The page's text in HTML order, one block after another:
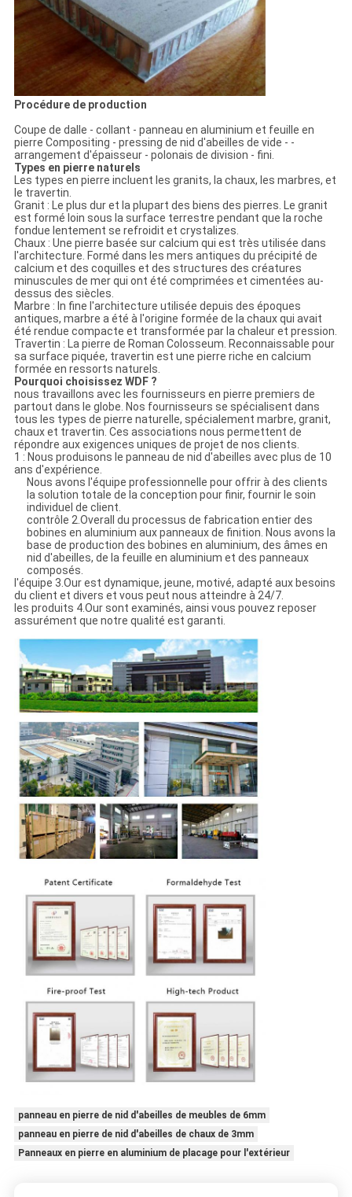
Procédure de production
Coupe de dalle - collant - panneau en aluminium et feuille en
pierre Compositing - pressing de nid d'abeilles de vide - -
arrangement d'épaisseur - polonais de division - fini.
Types en pierre naturels
Les types en pierre incluent les granits, la chaux, les marbres, et
le travertin.
Granit : Le plus dur et la plupart des biens des pierres. Le granit
est formé loin sous la surface terrestre pendant que la roche
fondue lentement se refroidit et crystalizes.
Chaux : Une pierre basée sur calcium qui est très utilisée dans
l'architecture. Formé dans les mers antiques du précipité de
calcium et des coquilles et des structures des créatures
minuscules de mer qui ont été comprimées et cimentées au-
dessus des siècles.
Marbre : In fine l'architecture utilisée depuis des époques
antiques, marbre a été à l'origine formée de la chaux qui avait
été rendue compacte et transformée par la chaleur et pression.
Travertin : La pierre de Roman Colosseum. Reconnaissable pour
sa surface piquée, travertin est une pierre riche en calcium
formée en ressorts naturels.
Pourquoi choisissez WDF ?
nous travaillons avec les fournisseurs en pierre premiers de
partout dans le globe. Nos fournisseurs se spécialisent dans
tous les types de pierre naturelle, spécialement marbre, granit,
chaux et travertin. Ces associations nous permettent de
répondre aux exigences uniques de projet de nos clients.
1 : Nous produisons le panneau de nid d'abeilles avec plus de 10
ans d'expérience.
Nous avons l'équipe professionnelle pour offrir à des clients
la solution totale de la conception pour finir, fournir le soin
individuel de client.
contrôle 2.Overall du processus de fabrication entier des
bobines en aluminium aux panneaux de finition. Nous avons la
base de production des bobines en aluminium, des âmes en
nid d'abeilles, de la feuille en aluminium et des panneaux
composés.
l'équipe 3.Our est dynamique, jeune, motivé, adapté aux besoins
du client et divers et vous peut nous atteindre à 24/7.
les produits 4.Our sont examinés, ainsi vous pouvez reposer
assurément que notre qualité est garanti.
panneau en pierre de nid d'abeilles de meubles de 6mm
panneau en pierre de nid d'abeilles de chaux de 3mm
Panneaux en pierre en aluminium de placage pour l'extérieur